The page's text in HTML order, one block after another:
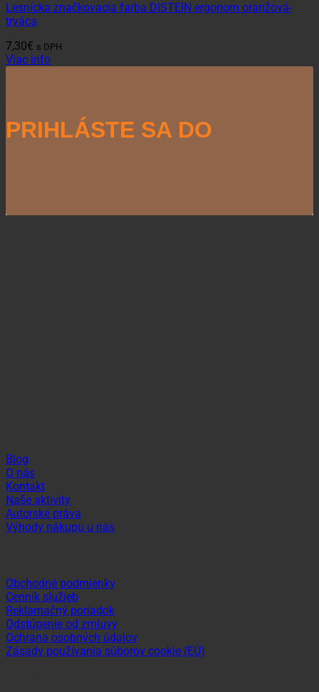
Lesnícka značkovacia farba DISTEIN ergonom oranžová-
trváca
7,30€ s DPH
Viac info
PRIHLÁSTE SA DO
Blog
O nás
Kontakt
Naše aktivity
Autorské práva
Výhody nákupu u nás
Obchodné podmienky
Cenník služieb
Reklamačný poriadok
Odstúpenie od zmluvy
Ochrana osobných údajov
Zásady používania súborov cookie (EÚ)